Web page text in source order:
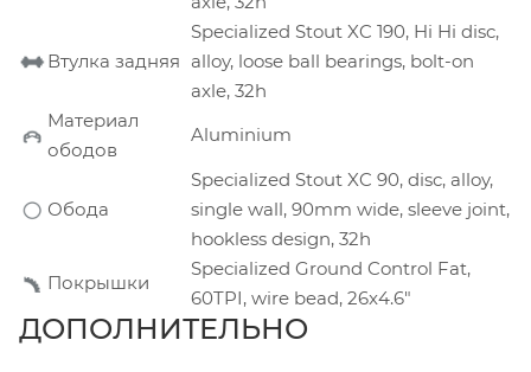
Втулка задняя
Specialized Stout XC 190, Hi Hi disc,
alloy, loose ball bearings, bolt-on
axle, 32h
Материал
ободов
Aluminium
Обода
Specialized Stout XC 90, disc, alloy,
single wall, 90mm wide, sleeve joint,
hookless design, 32h
Покрышки
Specialized Ground Control Fat,
60TPI, wire bead, 26x4.6"
ДОПОЛНИТЕЛЬНО